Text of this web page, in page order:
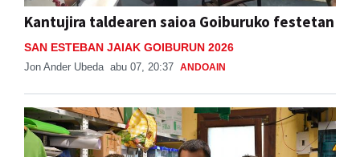
Kantujira taldearen saioa Goiburuko festetan
SAN ESTEBAN JAIAK GOIBURUN 2026
Jon Ander Ubeda abu 07, 20:37 ANDOAIN